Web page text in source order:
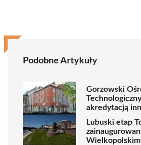
Podobne Artykuły
Gorzowski
akredytacją
Lubuski etap
Wielkopolskim